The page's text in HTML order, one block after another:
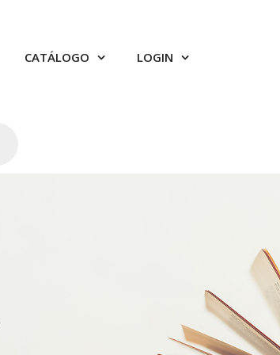
CATÁLOGO LOGIN